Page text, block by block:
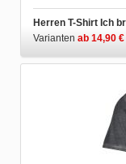
Varianten ab 14,90 €